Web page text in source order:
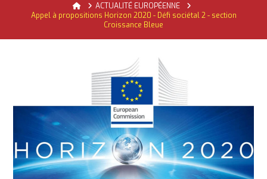
ACTUALITÉ DE L'UNION EUROPÉENNE, ACTUALITÉ DE LA REPRÉSENTATION D’OCCITANIE EUROPE, NUMÉRIQUE- DIGITAL
HomeACTUALITÉ EUROPÉENNE
Appel à propositions Horizon 2020 - Défi sociétal 2 - section
Croissance Bleue